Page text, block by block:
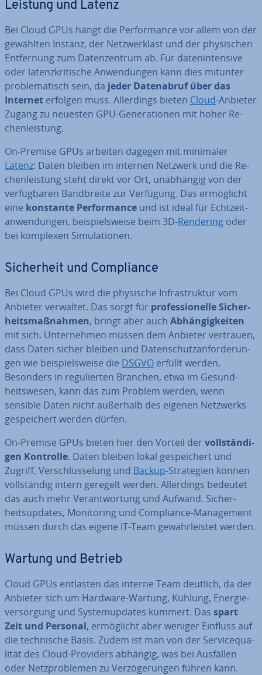
Leistung und Latenz
Bei Cloud GPUs hängt die Per­for­mance vor allem von der
gewählten Instanz, der Netz­werk­last und der phy­si­schen
Ent­fer­nung zum Da­ten­zen­trum ab. Für da­ten­in­ten­si­ve
oder la­tenz­kri­ti­sche An­wen­dun­gen kann dies mitunter
pro­ble­ma­tisch sein, da jeder Da­ten­ab­ruf über das
Internet erfolgen muss. Al­ler­dings bieten Cloud-Anbieter
Zugang zu neuesten GPU-Ge­ne­ra­tio­nen mit hoher Re­
chen­leis­tung.
On-Premise GPUs arbeiten dagegen mit minimaler
Latenz: Daten bleiben im internen Netzwerk und die Re­
chen­leis­tung steht direkt vor Ort, un­ab­hän­gig von der
ver­füg­ba­ren Band­brei­te zur Verfügung. Das er­mög­licht
eine konstante Per­for­mance und ist ideal für Echt­zeit­
an­wen­dun­gen, bei­spiels­wei­se beim 3D-Rendering oder
bei komplexen Si­mu­la­tio­nen.
Si­cher­heit und Com­pli­ance
Bei Cloud GPUs wird die physische In­fra­struk­tur vom
Anbieter verwaltet. Das sorgt für pro­fes­sio­nel­le Si­cher­
heits­maß­nah­men, bringt aber auch Ab­hän­gig­kei­ten
mit sich. Un­ter­neh­men müssen dem Anbieter vertrauen,
dass Daten sicher bleiben und Da­ten­schutz­an­for­de­run­
gen wie bei­spiels­wei­se die DSGVO erfüllt werden.
Besonders in re­gu­lier­ten Branchen, etwa im Ge­sund­
heits­we­sen, kann das zum Problem werden, wenn
sensible Daten nicht außerhalb des eigenen Netzwerks
ge­spei­chert werden dürfen.
On-Premise GPUs bieten hier den Vorteil der voll­stän­di­
gen Kontrolle. Daten bleiben lokal ge­spei­chert und
Zugriff, Ver­schlüs­se­lung und Backup-Stra­te­gien können
voll­stän­dig intern geregelt werden. Al­ler­dings bedeutet
das auch mehr Ver­ant­wor­tung und Aufwand. Si­cher­
heits­up­dates, Mo­ni­to­ring und Com­pli­ance-Ma­nage­ment
müssen durch das eigene IT-Team ge­währ­leis­tet werden.
Wartung und Betrieb
Cloud GPUs entlasten das interne Team deutlich, da der
Anbieter sich um Hardware-Wartung, Kühlung, En­er­gie­
ver­sor­gung und Sys­tem­up­dates kümmert. Das spart
Zeit und Personal, er­mög­licht aber weniger Einfluss auf
die tech­ni­sche Basis. Zudem ist man von der Ser­vice­qua­
li­tät des Cloud-Providers abhängig, was bei Ausfällen
oder Netz­pro­ble­men zu Ver­zö­ge­run­gen führen kann.